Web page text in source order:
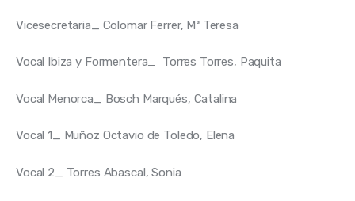
Vicesecretaria_ Colomar Ferrer, Mª Teresa
Vocal Ibiza y Formentera_  Torres Torres, Paquita
Vocal Menorca_ Bosch Marqués, Catalina
Vocal 1_ Muñoz Octavio de Toledo, Elena
Vocal 2_ Torres Abascal, Sonia